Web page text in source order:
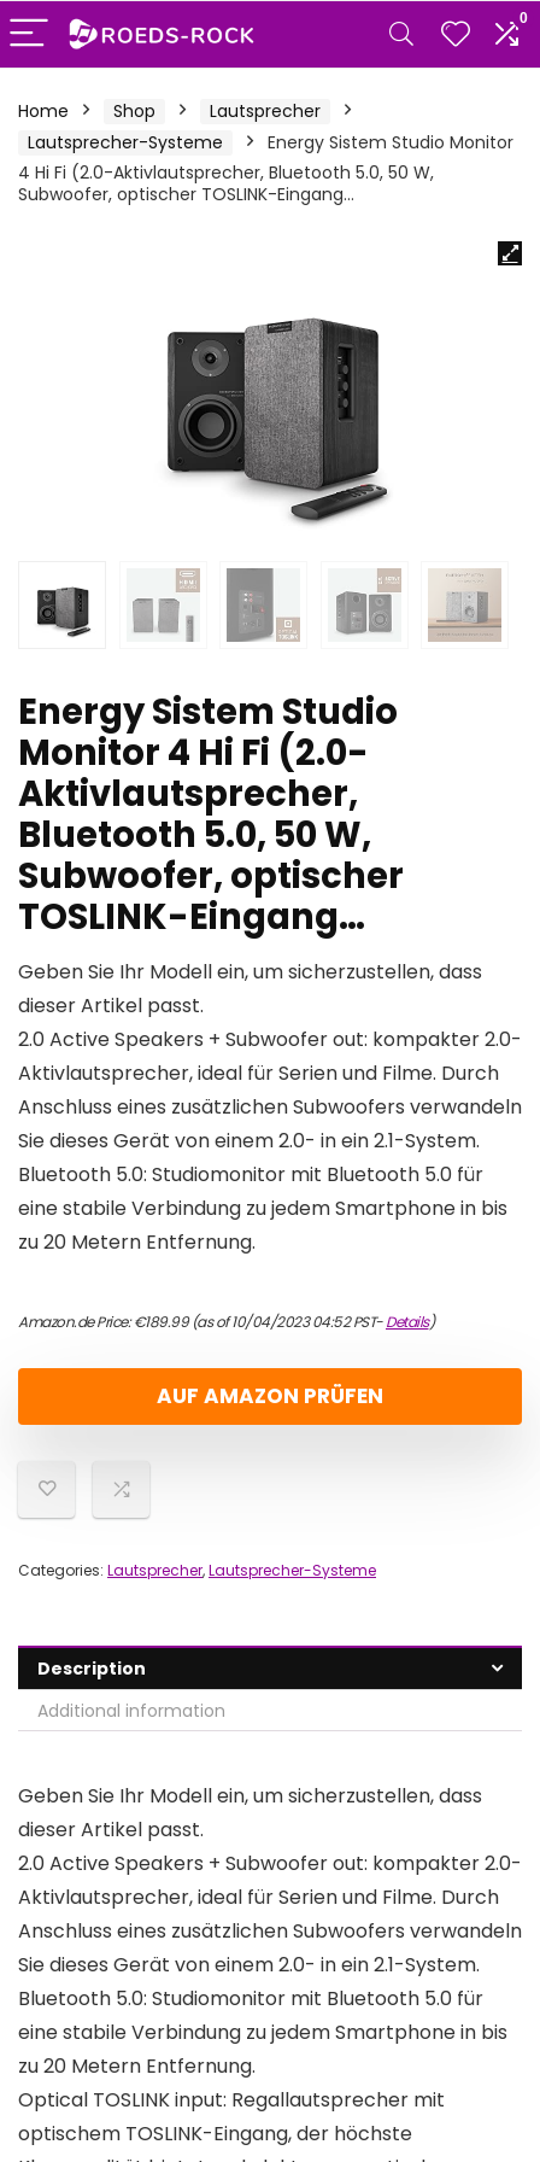
0
Home Shop
Lautsprecher
Lautsprecher-Systeme
Energy Sistem Studio Monitor
4 Hi Fi (2.0-Aktivlautsprecher, Bluetooth 5.0, 50 W,
Subwoofer, optischer TOSLINK-Eingang…
Energy Sistem Studio
Monitor 4 Hi Fi (2.0-
Aktivlautsprecher,
Bluetooth 5.0, 50 W,
Subwoofer, optischer
TOSLINK-Eingang…
Geben Sie Ihr Modell ein, um sicherzustellen, dass
dieser Artikel passt.
2.0 Active Speakers + Subwoofer out: kompakter 2.0-
Aktivlautsprecher, ideal für Serien und Filme. Durch
Anschluss eines zusätzlichen Subwoofers verwandeln
Sie dieses Gerät von einem 2.0- in ein 2.1-System.
Bluetooth 5.0: Studiomonitor mit Bluetooth 5.0 für
eine stabile Verbindung zu jedem Smartphone in bis
zu 20 Metern Entfernung.
Amazon.de Price:€189.99(as of 10/04/2023 04:52 PST-Details)
AUF AMAZON PRÜFEN
Categories: Lautsprecher,Lautsprecher-Systeme
Description
Additional information
Geben Sie Ihr Modell ein, um sicherzustellen, dass
dieser Artikel passt.
2.0 Active Speakers + Subwoofer out: kompakter 2.0-
Aktivlautsprecher, ideal für Serien und Filme. Durch
Anschluss eines zusätzlichen Subwoofers verwandeln
Sie dieses Gerät von einem 2.0- in ein 2.1-System.
Bluetooth 5.0: Studiomonitor mit Bluetooth 5.0 für
eine stabile Verbindung zu jedem Smartphone in bis
zu 20 Metern Entfernung.
Optical TOSLINK input: Regallautsprecher mit
optischem TOSLINK-Eingang, der höchste